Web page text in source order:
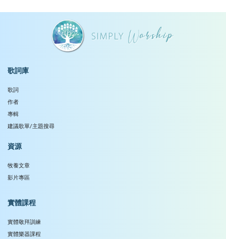
歌詞庫
歌詞
作者
專輯
建議歌單/主題搜尋
資源
牧養文章
影片專區
實體課程
實體敬拜訓練
實體樂器課程